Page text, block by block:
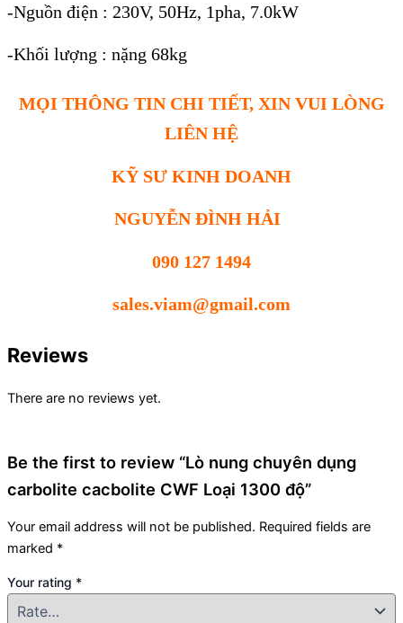
-Nguồn điện : 230V, 50Hz, 1pha, 7.0kW
-Khối lượng : nặng 68kg
MỌI THÔNG TIN CHI TIẾT, XIN VUI LÒNG
LIÊN HỆ
KỸ SƯ KINH DOANH
NGUYỄN ĐÌNH HẢI
090 127 1494
sales.viam@gmail.com
Reviews
There are no reviews yet.
Be the first to review “Lò nung chuyên dụng
carbolite cacbolite CWF Loại 1300 độ”
Your email address will not be published. Required fields are
marked *
Your rating *